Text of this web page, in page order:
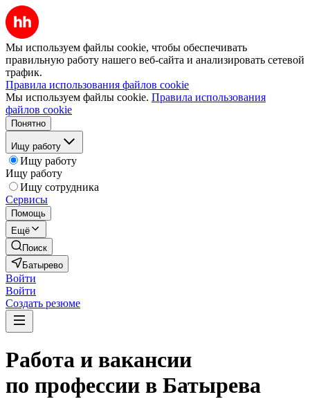
Мы используем файлы cookie, чтобы обеспечивать
правильную работу нашего веб-сайта и анализировать сетевой
трафик.
Правила использования файлов cookie
Мы используем файлы cookie. Правила использования
файлов cookie
Понятно
Ищу работу
Ищу работу
Ищу работу
Ищу сотрудника
Сервисы
Помощь
Ещё
Поиск
Батырево
Войти
Войти
Создать резюме
Работа и вакансии
по профессии в Батырева